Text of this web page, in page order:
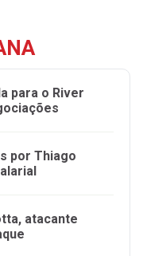
para o River
por Thiago
atacante